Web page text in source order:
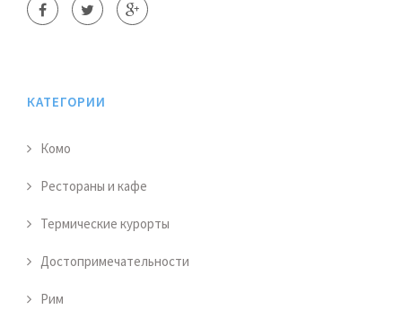
КАТЕГОРИИ
Комо
Рестораны и кафе
Термические курорты
Достопримечательности
Рим